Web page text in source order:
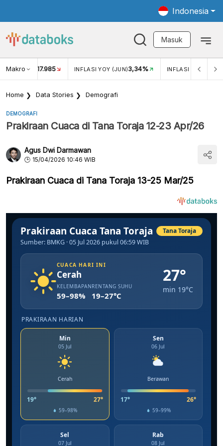
Indonesia
Masuk
Makro
USD/IDR 17.985 INFLASI YOY (JUN)3,34% INFLASI MOM
Home Data Stories Demografi
DEMOGRAFI
Prakiraan Cuaca di Tana Toraja 12-23 Apr/26
Agus Dwi Darmawan
15/04/2026 10:46 WIB
Prakiraan Cuaca di Tana Toraja 13-25 Mar/25